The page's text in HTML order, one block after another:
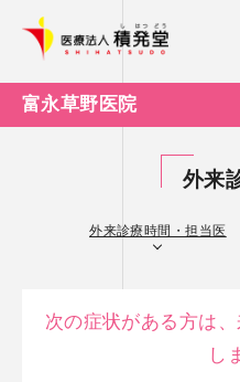
富永草野医院
外来
外来診療時間・担当医
次の症状がある方は
し